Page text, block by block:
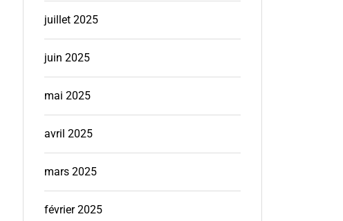
juillet 2025
juin 2025
mai 2025
avril 2025
mars 2025
février 2025